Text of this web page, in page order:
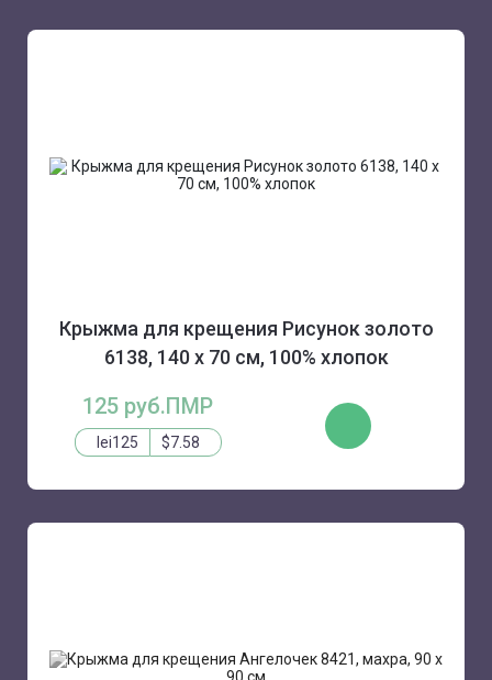
Крыжма для крещения Рисунок золото
6138, 140 х 70 см, 100% хлопок
125 руб.ПМР
lei125 $7.58
ЗАКАЗАТЬ